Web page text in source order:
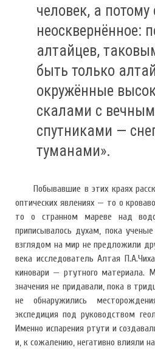
человек, а потому
неосквернённое:
алтайцев,
быть только
окружённые
скалами с
спутниками —
туманами».
Побывавшие в этих краях
оптических явлениях — то о
то о странном мареве над
приписывалось духам, пока
взглядом на мир не предложили
века исследователь Алтая
киновари — ртутного материала.
значения не придавали, пока в
не обнаружились
экспедиция под руководством
Именно испарения ртути и
и, к сожалению, негативно влияли